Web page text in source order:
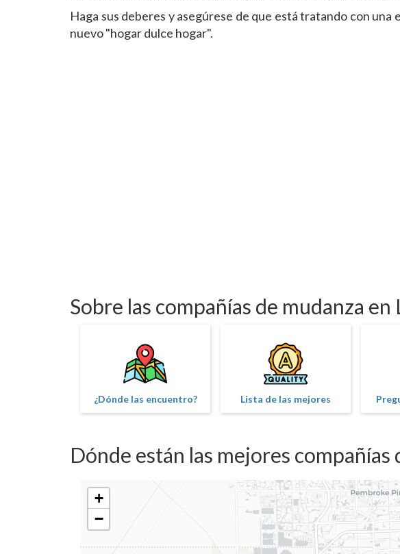
Haga sus deberes y asegúrese de que está tratando con
nuevo "hogar dulce hogar".
Sobre las compañías de mudanza
¿Dónde las encuentro? Lista de las mejores
Dónde están las mejores
+
−